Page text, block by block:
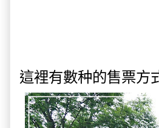
這裡有數种的售票方